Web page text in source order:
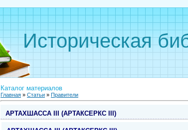
Историческая
Каталог материалов
Главная » Статьи » Правители
АРТАХШАССА III (АРТАКСЕРКС III)